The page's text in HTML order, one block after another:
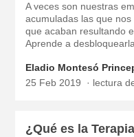
A veces son nuestras
acumuladas las que
que acaban resultando
Aprende a
Eladio Montesó
25 Feb 2019
lectura
¿Qué es la